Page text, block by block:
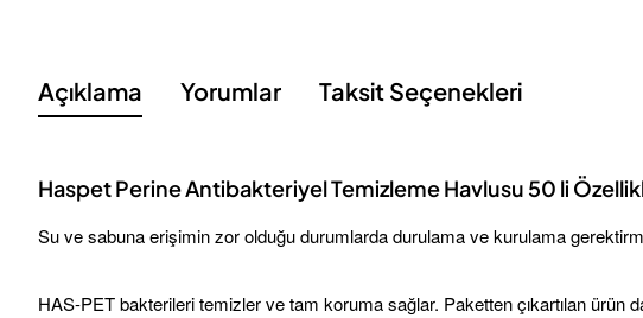
Açıklama Yorumlar Taksit Seçenekleri
Haspet Perine Antibakteriyel Temizleme Havlusu 50 li
Su ve sabuna erişimin zor olduğu durumlarda durulama ve kurulama
HAS-PET bakterileri temizler ve tam koruma sağlar. Paketten çıkartılan